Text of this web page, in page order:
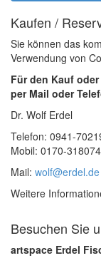
Kaufen /
Sie können das
Verwendung von
Für den Kauf
per Mail oder
Dr. Wolf Erdel
Telefon: 0941-
Mobil: 0170-
Mail: wolf@erdel.de
Weitere
Besuchen Sie
artspace Erdel